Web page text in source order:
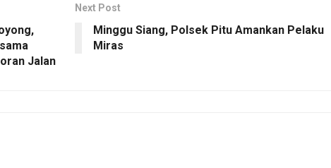
Jalan
Next Post
Minggu Siang, Polsek Pitu Amankan Pelaku
Miras